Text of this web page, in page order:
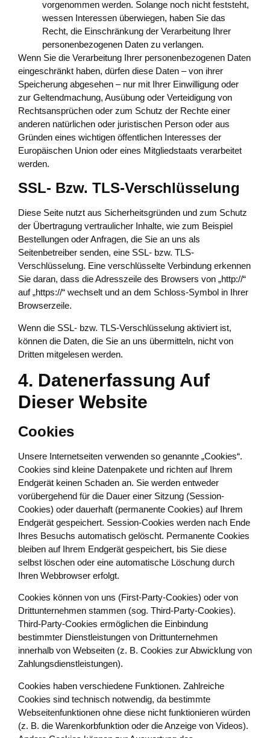
vorgenommen werden. Solange noch nicht feststeht,
wessen Interessen überwiegen, haben Sie das
Recht, die Einschränkung der Verarbeitung Ihrer
personenbezogenen Daten zu verlangen.
Wenn Sie die Verarbeitung Ihrer personenbezogenen Daten
eingeschränkt haben, dürfen diese Daten – von ihrer
Speicherung abgesehen – nur mit Ihrer Einwilligung oder
zur Geltendmachung, Ausübung oder Verteidigung von
Rechtsansprüchen oder zum Schutz der Rechte einer
anderen natürlichen oder juristischen Person oder aus
Gründen eines wichtigen öffentlichen Interesses der
Europäischen Union oder eines Mitgliedstaats verarbeitet
werden.
SSL- Bzw. TLS-Verschlüsselung
Diese Seite nutzt aus Sicherheitsgründen und zum Schutz
der Übertragung vertraulicher Inhalte, wie zum Beispiel
Bestellungen oder Anfragen, die Sie an uns als
Seitenbetreiber senden, eine SSL- bzw. TLS-
Verschlüsselung. Eine verschlüsselte Verbindung erkennen
Sie daran, dass die Adresszeile des Browsers von „http://“
auf „https://“ wechselt und an dem Schloss-Symbol in Ihrer
Browserzeile.
Wenn die SSL- bzw. TLS-Verschlüsselung aktiviert ist,
können die Daten, die Sie an uns übermitteln, nicht von
Dritten mitgelesen werden.
4. Datenerfassung Auf
Dieser Website
Cookies
Unsere Internetseiten verwenden so genannte „Cookies“.
Cookies sind kleine Datenpakete und richten auf Ihrem
Endgerät keinen Schaden an. Sie werden entweder
vorübergehend für die Dauer einer Sitzung (Session-
Cookies) oder dauerhaft (permanente Cookies) auf Ihrem
Endgerät gespeichert. Session-Cookies werden nach Ende
Ihres Besuchs automatisch gelöscht. Permanente Cookies
bleiben auf Ihrem Endgerät gespeichert, bis Sie diese
selbst löschen oder eine automatische Löschung durch
Ihren Webbrowser erfolgt.
Cookies können von uns (First-Party-Cookies) oder von
Drittunternehmen stammen (sog. Third-Party-Cookies).
Third-Party-Cookies ermöglichen die Einbindung
bestimmter Dienstleistungen von Drittunternehmen
innerhalb von Webseiten (z. B. Cookies zur Abwicklung von
Zahlungsdienstleistungen).
Cookies haben verschiedene Funktionen. Zahlreiche
Cookies sind technisch notwendig, da bestimmte
Webseitenfunktionen ohne diese nicht funktionieren würden
(z. B. die Warenkorbfunktion oder die Anzeige von Videos).